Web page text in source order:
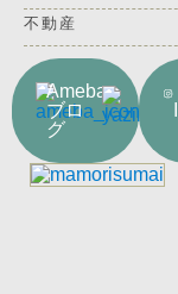
不動産
Ameba
ブロ
グ